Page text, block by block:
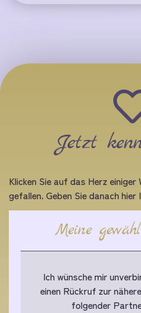
Jetzt
Klicken Sie auf das Herz einiger
gefallen. Geben Sie danach
Meine
Ich wünsche mir
einen Rückruf zur
folgender